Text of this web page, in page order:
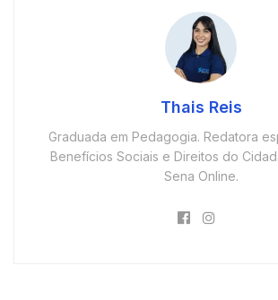
Thais Reis
Graduada em Pedagogia. Redatora
Benefícios Sociais e Direitos do
Sena Online.